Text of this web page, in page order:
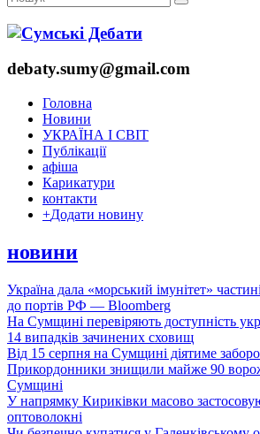
debaty.sumy@gmail.com
Головна
Новини
УКРАЇНА І СВІТ
Публікації
афіша
Карикатури
контакти
+Додати новину
новини
Україна дала «морський імунітет»
до портів РФ — Bloomberg
На Сумщині перевіряють доступність
14 випадків зачинених сховищ
Від 15 серпня на Сумщині діятиме
Прикордонники знищили майже 90
Сумщині
У напрямку Кириківки масово
оптоволокні